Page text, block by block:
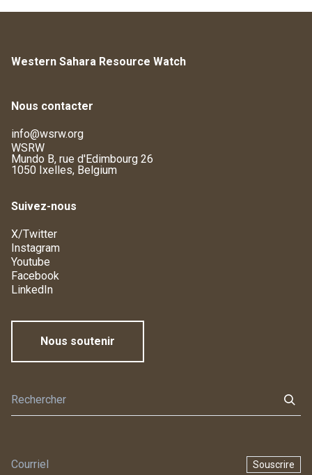
Western Sahara Resource Watch
Nous contacter
info@wsrw.org
WSRW
Mundo B, rue d'Edimbourg 26
1050 Ixelles, Belgium
Suivez-nous
X/Twitter
Instagram
Youtube
Facebook
LinkedIn
Nous soutenir
Souscrire